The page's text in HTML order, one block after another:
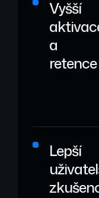
Vyšší
a
retence
Lepší